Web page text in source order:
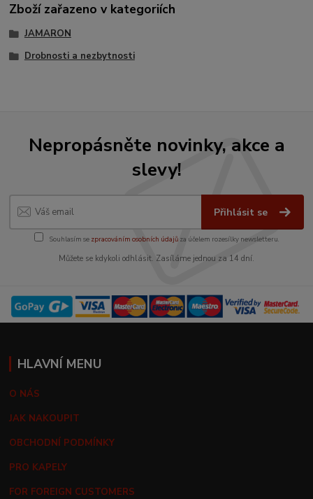
Zboží zařazeno v kategoriích
JAMARON
Drobnosti a nezbytnosti
Nepropásněte novinky, akce a
slevy!
Přihlásit se
Souhlasím se zpracováním osobních údajůza účelem rozesílky newsletteru.
Můžete se kdykoli odhlásit. Zasíláme jednou za 14 dní.
HLAVNÍ MENU
O NÁS
JAK NAKOUPIT
OBCHODNÍ PODMÍNKY
PRO KAPELY
FOR FOREIGN CUSTOMERS